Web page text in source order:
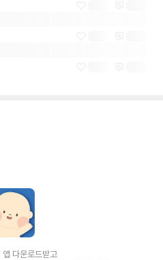
앱 다운로드받고